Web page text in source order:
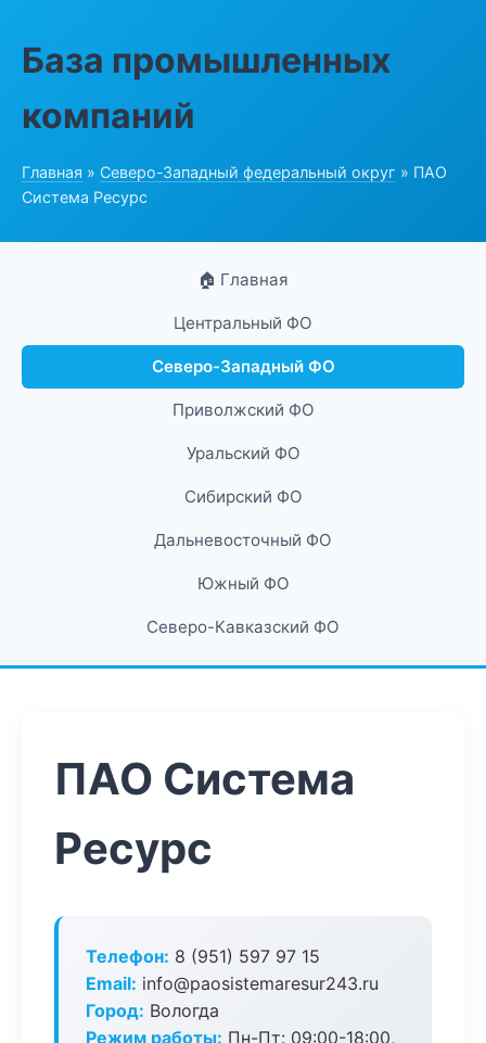
База промышленных
компаний
Главная » Северо-Западный федеральный округ » ПАО
Система Ресурс
🏠 Главная
Центральный ФО
Северо-Западный ФО
Приволжский ФО
Уральский ФО
Сибирский ФО
Дальневосточный ФО
Южный ФО
Северо-Кавказский ФО
ПАО Система
Ресурс
Телефон: 8 (951) 597 97 15
Email: info@paosistemaresur243.ru
Город: Вологда
Режим работы: Пн-Пт: 09:00-18:00,